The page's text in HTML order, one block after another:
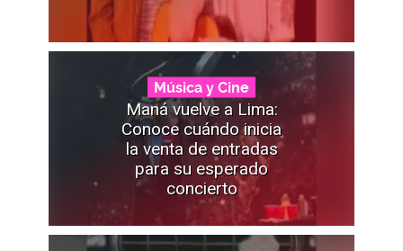
Música y Cine
Maná vuelve a Lima:
Conoce cuándo inicia
la venta de entradas
para su esperado
concierto